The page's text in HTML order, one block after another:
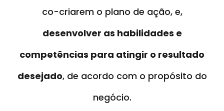
co-criarem o plano de ação, e,
desenvolver as habilidades e
competências para atingir o resultado
desejado, de acordo com o propósito do
negócio.